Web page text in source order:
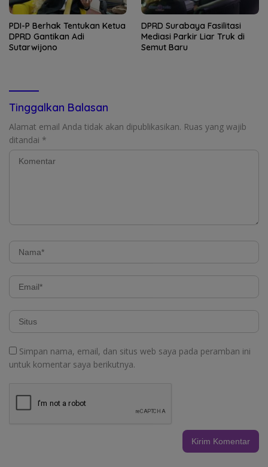
PDI-P Berhak Tentukan Ketua
DPRD Gantikan Adi
Sutarwijono
DPRD Surabaya Fasilitasi
Mediasi Parkir Liar Truk di
Semut Baru
Tinggalkan Balasan
Alamat email Anda tidak akan dipublikasikan. Ruas yang wajib
ditandai *
Simpan nama, email, dan situs web saya pada peramban ini
untuk komentar saya berikutnya.